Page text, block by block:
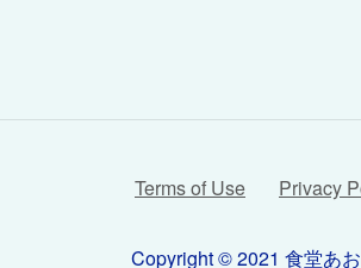
Copyright © 2021 食堂あ
Terms of Use Privacy